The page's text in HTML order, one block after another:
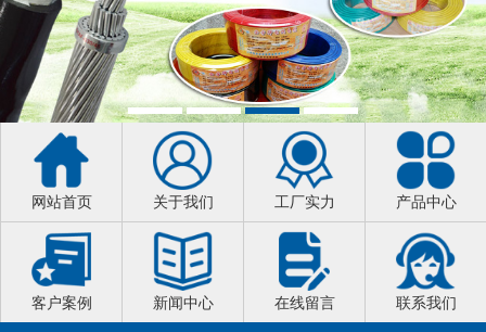
网站首页 关于我们 工厂实力 产品中心
客户案例 新闻中心 在线留言 联系我们